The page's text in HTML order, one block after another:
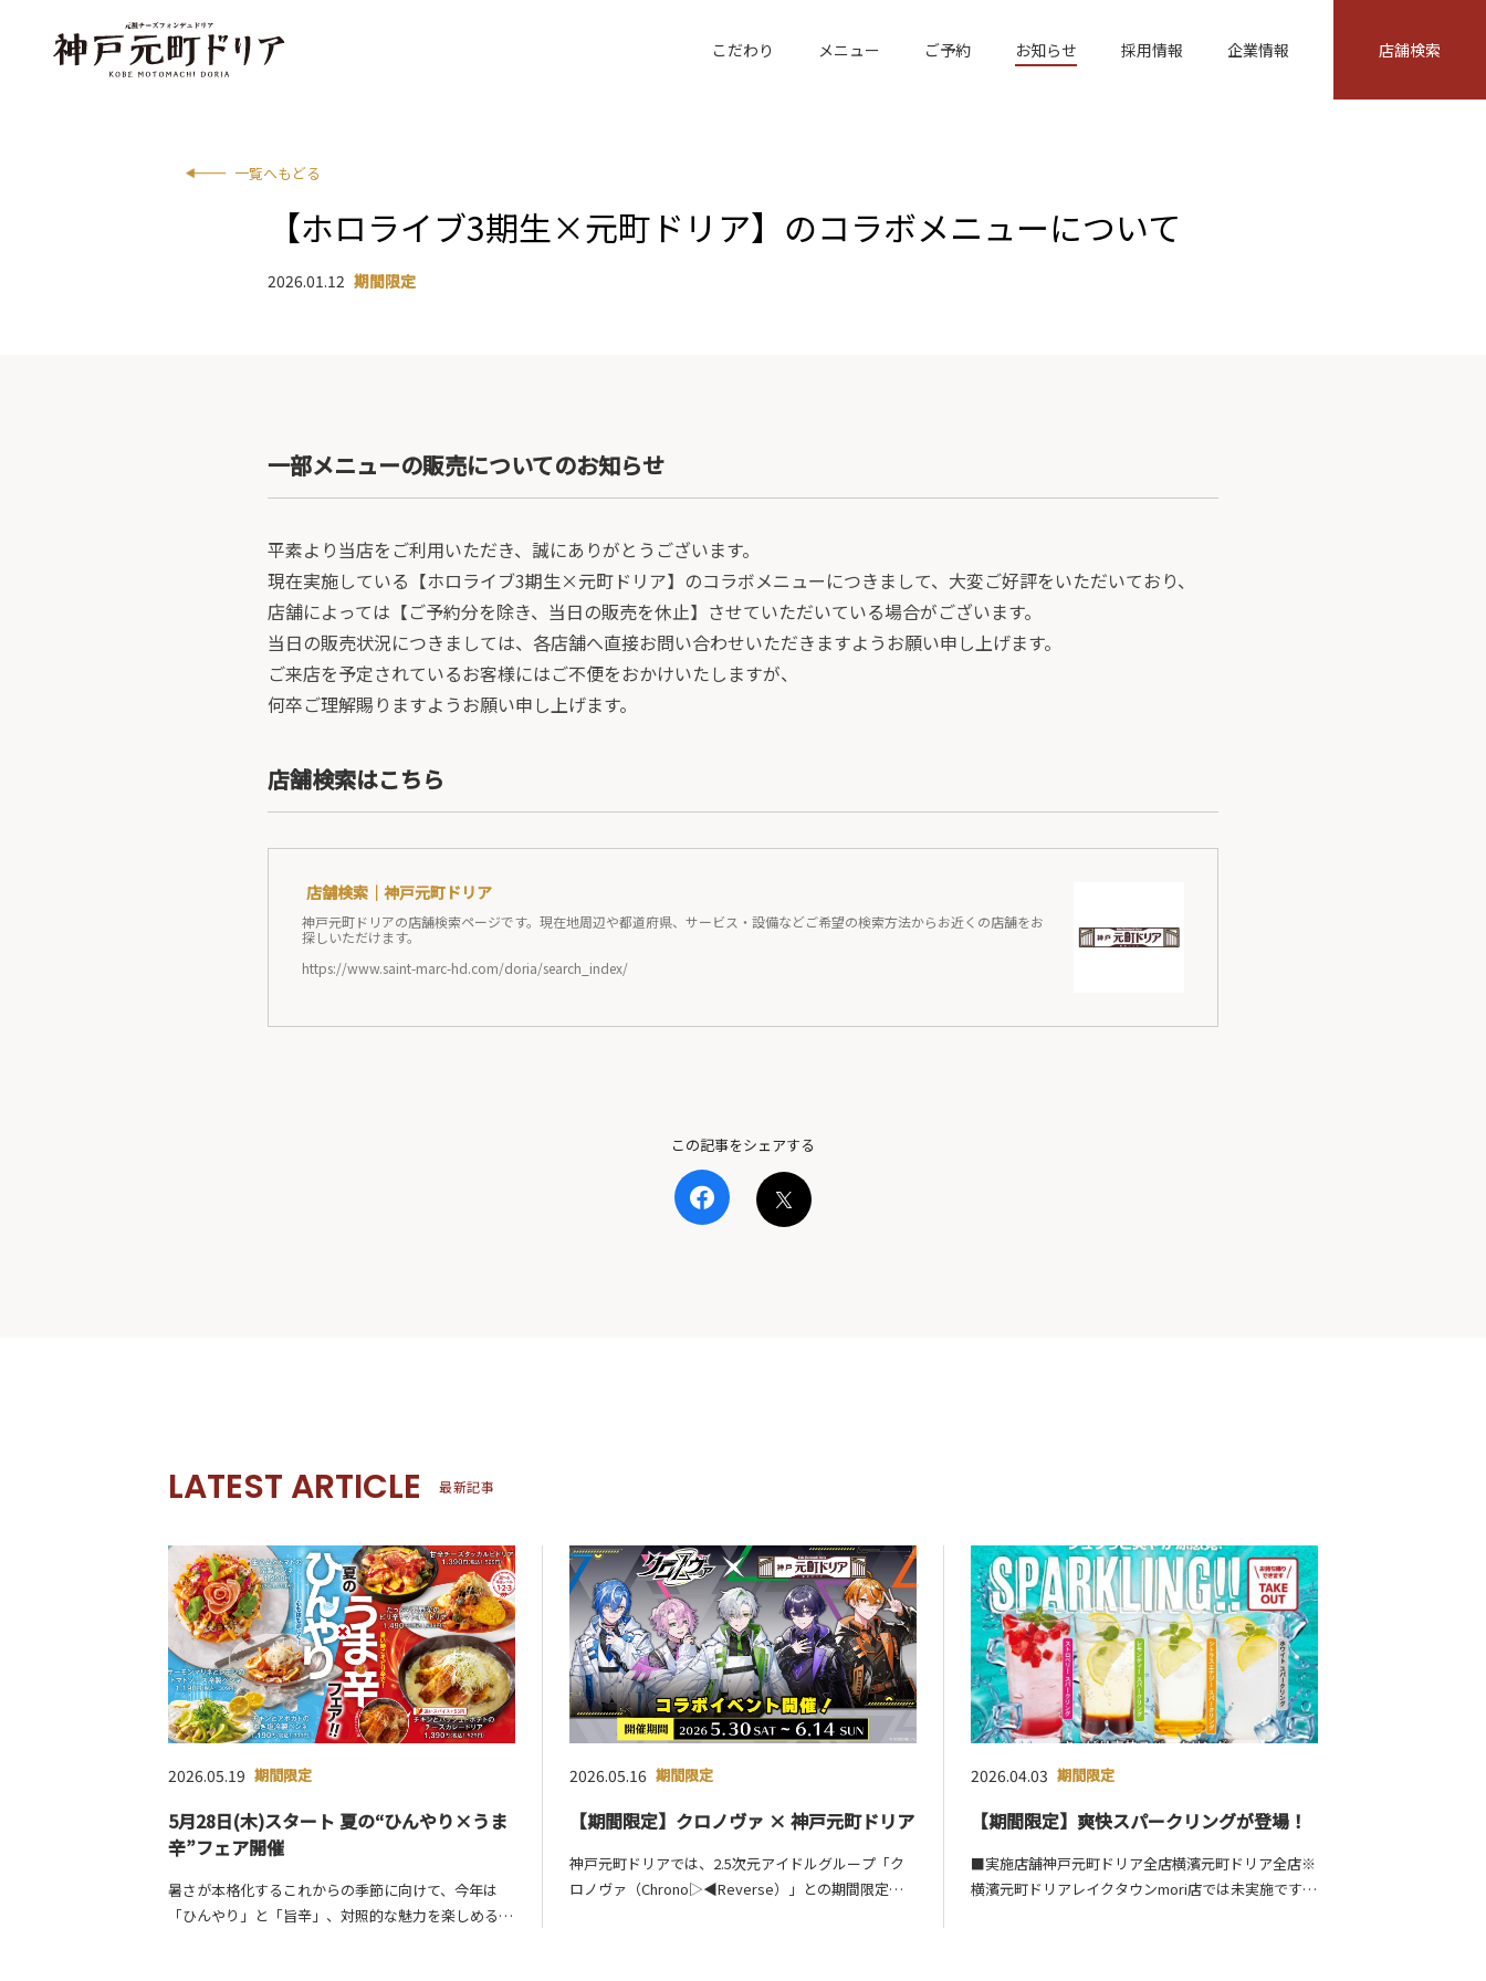
こだわり メニュー ご予約 お知らせ 採用情報 企業情報 店舗検索
一覧へもどる
【ホロライブ3期生×元町ドリア】のコラボメニューについて
2026.01.12 期間限定
一部メニューの販売についてのお知らせ
平素より当店をご利用いただき、誠にありがとうございます。
現在実施している【ホロライブ3期生×元町ドリア】のコラボメニューにつきまして、大変ご好評をいただいており、
店舗によっては【ご予約分を除き、当日の販売を休止】させていただいている場合がございます。
当日の販売状況につきましては、各店舗へ直接お問い合わせいただきますようお願い申し上げます。
ご来店を予定されているお客様にはご不便をおかけいたしますが、
何卒ご理解賜りますようお願い申し上げます。
店舗検索はこちら
店舗検索｜神戸元町ドリア
神戸元町ドリアの店舗検索ページです。現在地周辺や都道府県、サービス・設備などご希望の検索方法からお近くの店舗をお
探しいただけます。
https://www.saint-marc-hd.com/doria/search_index/
この記事をシェアする
LATEST ARTICLE 最新記事
2026.05.19 期間限定
5月28日(木)スタート 夏の“ひんやり×うま
辛”フェア開催
暑さが本格化するこれからの季節に向けて、今年は
「ひんやり」と「旨辛」、対照的な魅力を楽しめる期
2026.05.16 期間限定
【期間限定】クロノヴァ × 神戸元町ドリア
神戸元町ドリアでは、2.5次元アイドルグループ「ク
ロノヴァ（Chrono▷◀Reverse）」との期間限定コ
2026.04.03 期間限定
【期間限定】爽快スパークリングが登場！
■実施店舗神戸元町ドリア全店横濱元町ドリア全店※
横濱元町ドリアレイクタウンmori店では未実施です。